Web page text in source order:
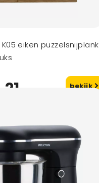
eiken puzzelsnijplank
bekijk